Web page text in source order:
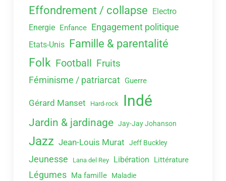
Effondrement / collapse
Electro
Energie
Enfance Engagement politique
Etats-Unis Famille & parentalité
Folk Football Fruits
Féminisme / patriarcat Guerre
Gérard Manset Hard-rock Indé
Jardin & jardinage Jay-Jay Johanson
Jazz Jean-Louis Murat Jeff Buckley
Jeunesse Lana del Rey Libération Littérature
Légumes Ma famille Maladie